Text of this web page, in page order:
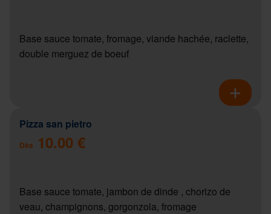
Base sauce tomate, fromage, viande hachée, raclette,
double merguez de boeuf
Pizza san pietro
Dès 10.00 €
Base sauce tomate, jambon de dinde , chorizo de
veau, champignons, gorgonzola, fromage